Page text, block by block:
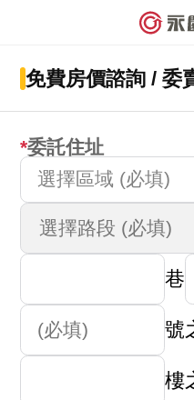
免費房價諮詢 / 委
委託住址
選擇區域 (必填)
巷
號
樓